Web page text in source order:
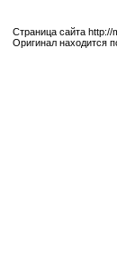
Страница сайта
Оригинал находится